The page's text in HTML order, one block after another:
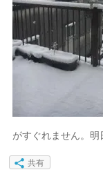
がすぐれません。明
共有